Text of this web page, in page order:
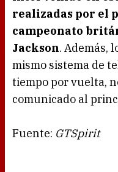
realizadas por el
campeonato
Jackson. Además,
mismo sistema de
tiempo por vuelta,
comunicado al
Fuente: GTSpirit